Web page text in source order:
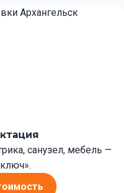
санузел, мебель —